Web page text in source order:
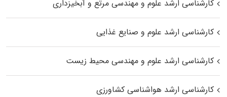
کارشناسی ارشد علوم و مهندسی مرتع و آبخیزداری
کارشناسی ارشد علوم و صنایع غذایی
کارشناسی ارشد علوم و مهندسی محیط زیست
کارشناسی ارشد هواشناسی کشاورزی